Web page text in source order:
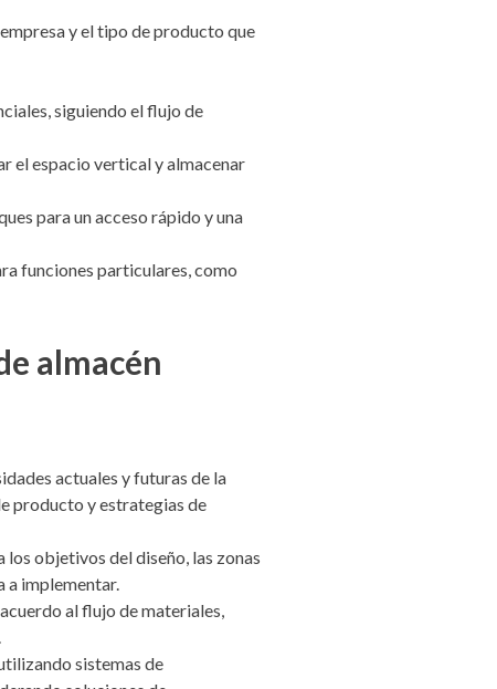
y el tipo de producto que
siguiendo el flujo de
el espacio vertical y almacenar
para un acceso rápido y una
funciones particulares, como
almacén
actuales y futuras de la
producto y estrategias de
objetivos del diseño, las zonas
a implementar.
al flujo de materiales,
sistemas de